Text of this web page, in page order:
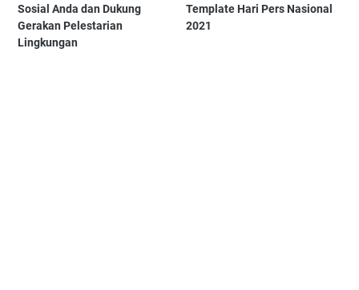
Sosial Anda dan Dukung
Gerakan Pelestarian
Lingkungan
Template Hari Pers Nasional
2021